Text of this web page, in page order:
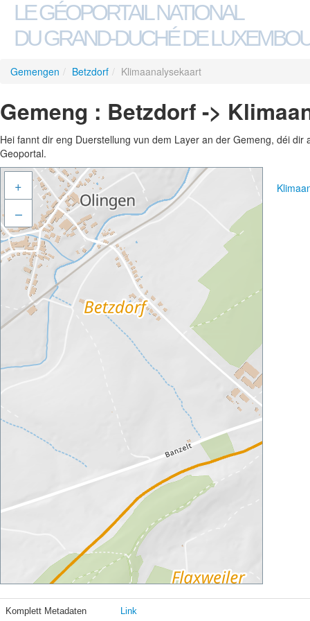
LE GÉOPORTAIL NATIONAL
DU GRAND-DUCHÉ DE
Gemengen / Betzdorf / Klimaanalysekaart
Gemeng : Betzdorf ->
Hei fannt dir eng Duerstellung vun dem Layer an der Gemeng, déi
Geoportal.
+
–
Komplett Metadaten Link